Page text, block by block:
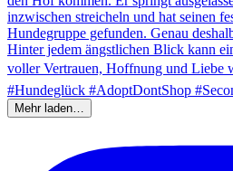
Mehr laden…